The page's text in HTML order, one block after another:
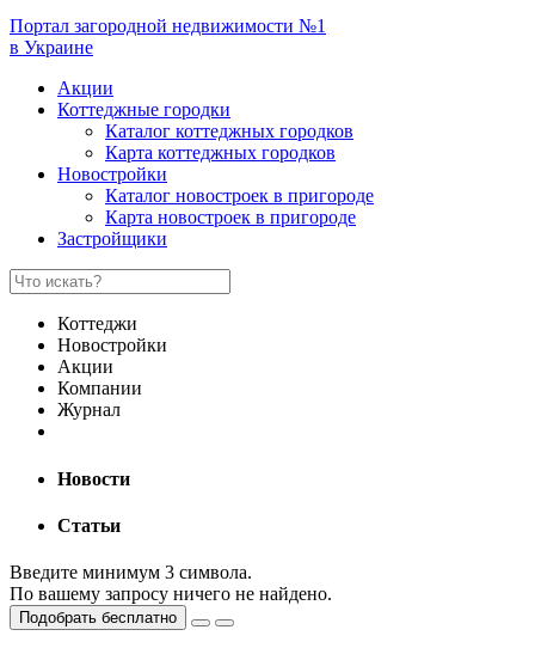
Портал загородной недвижимости №1
в Украине
Акции
Коттеджные городки
Каталог коттеджных городков
Карта коттеджных городков
Новостройки
Каталог новостроек в пригороде
Карта новостроек в пригороде
Застройщики
Коттеджи
Новостройки
Акции
Компании
Журнал
Новости
Статьи
Введите минимум 3 символа.
По вашему запросу ничего не найдено.
Подобрать бесплатно